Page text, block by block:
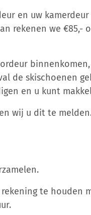
en uw
rekenen we €85,-
de skischoenen
en u kunt
wij u dit te
te houden